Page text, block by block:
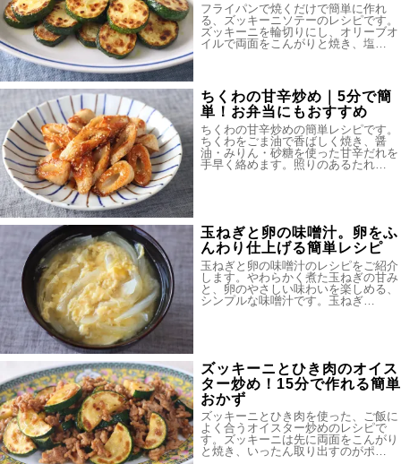
フライパンで焼くだけで簡単に作れ
る、ズッキーニソテーのレシピです。
ズッキーニを輪切りにし、オリーブオ
イルで両面をこんがりと焼き、塩…
ちくわの甘辛炒め｜5分で簡
単！お弁当にもおすすめ
ちくわの甘辛炒めの簡単レシピです。
ちくわをごま油で香ばしく焼き、醤
油・みりん・砂糖を使った甘辛だれを
手早く絡めます。照りのあるたれ…
玉ねぎと卵の味噌汁。卵をふ
んわり仕上げる簡単レシピ
玉ねぎと卵の味噌汁のレシピをご紹介
します。やわらかく煮た玉ねぎの甘み
と、卵のやさしい味わいを楽しめる、
シンプルな味噌汁です。玉ねぎ…
ズッキーニとひき肉のオイス
ター炒め！15分で作れる簡単
おかず
ズッキーニとひき肉を使った、ご飯に
よく合うオイスター炒めのレシピで
す。ズッキーニは先に両面をこんがり
と焼き、いったん取り出すのがポ…